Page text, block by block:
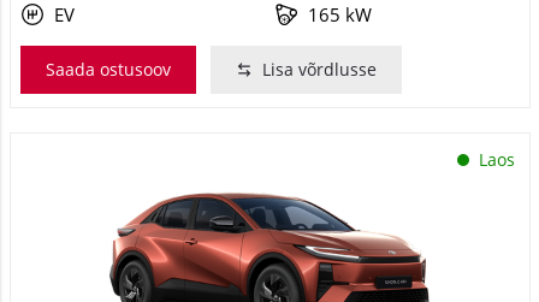
EV
165 kW
Saada ostusoov Lisa võrdlusse
Laos